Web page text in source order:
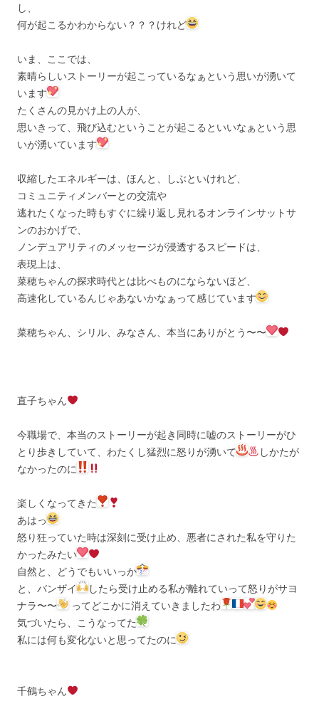
し、
何が起こるかわからない？？？けれど
いま、ここでは、
素晴らしいストーリーが起こっているなぁという思いが湧いて
います
たくさんの見かけ上の人が、
思いきって、飛び込むということが起こるといいなぁという思
いが湧いています
収縮したエネルギーは、ほんと、しぶといけれど、
コミュニティメンバーとの交流や
逃れたくなった時もすぐに繰り返し見れるオンラインサットサ
ンのおかげで、
ノンデュアリティのメッセージが浸透するスピードは、
表現上は、
菜穂ちゃんの探求時代とは比べものにならないほど、
高速化しているんじゃあないかなぁって感じています
菜穂ちゃん、シリル、みなさん、本当にありがとう〜〜
直子ちゃん
今職場で、本当のストーリーが起き同時に嘘のストーリーがひ
とり歩きしていて、わたくし猛烈に怒りが湧いて
しかたが
なかったのに
楽しくなってきた
あはっ
怒り狂っていた時は深刻に受け止め、悪者にされた私を守りた
かったみたい
自然と、どうでもいいっか
と、バンザイ
したら受け止める私が離れていって怒りがサヨ
ナラ〜〜
ってどこかに消えていきましたわ
気づいたら、こうなってた
私には何も変化ないと思ってたのに
千鶴ちゃん